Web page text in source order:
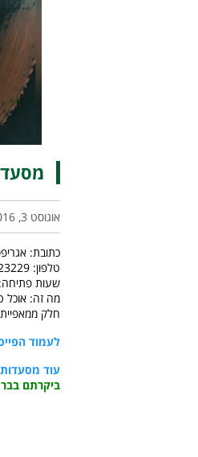
אוגוסט 3, 2016
כתובת: אגריפס 111,
טלפון: 02-6223229
שעות פתיחה: ראשון-חמישי
מה זה: אוכל
חלק
לעמוד
עוד מסעדות
ביקרתם